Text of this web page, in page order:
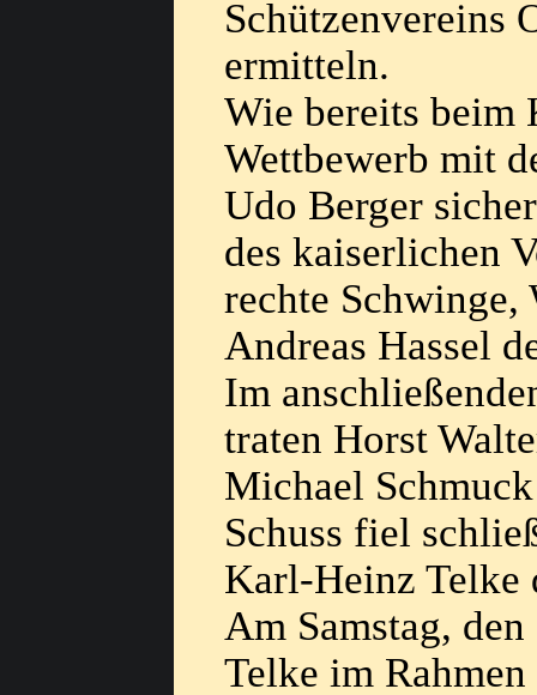
Schützenvereins
ermitteln.
Wie bereits beim
Wettbewerb mit
Udo Berger
des kaiserlichen
rechte
Andreas Hassel
Im
traten Horst
Michael
Schuss fiel
Karl-Heinz Telke
Am Samstag,
Telke im